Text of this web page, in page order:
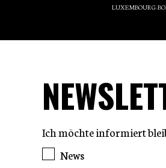
LUXEMBOURG-
Ich möchte informiert
News